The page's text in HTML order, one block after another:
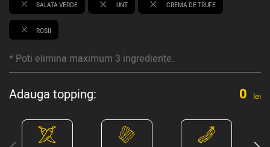
SALATA VERDE UNT CREMA DE TRUFE
ROSII
* Poti elimina maximum 3 ingrediente.
Adauga topping: 0 lei